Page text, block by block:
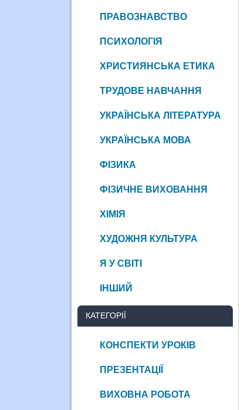
ПРАВОЗНАВСТВО
ПСИХОЛОГІЯ
ХРИСТИЯНСЬКА ЕТИКА
ТРУДОВЕ НАВЧАННЯ
УКРАЇНСЬКА ЛІТЕРАТУРА
УКРАЇНСЬКА МОВА
ФІЗИКА
ФІЗИЧНЕ ВИХОВАННЯ
ХІМІЯ
ХУДОЖНЯ КУЛЬТУРА
Я У СВІТІ
ІНШИЙ
КАТЕГОРІЇ
КОНСПЕКТИ УРОКІВ
ПРЕЗЕНТАЦІЇ
ВИХОВНА РОБОТА